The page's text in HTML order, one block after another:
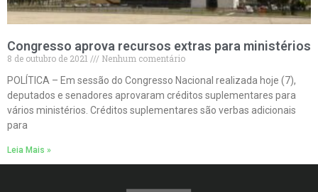
Congresso aprova recursos extras para ministérios
8 de outubro de 2021
Nenhum comentário
POLÍTICA – Em sessão do Congresso Nacional realizada hoje (7),
deputados e senadores aprovaram créditos suplementares para
vários ministérios. Créditos suplementares são verbas adicionais
para
Leia Mais »